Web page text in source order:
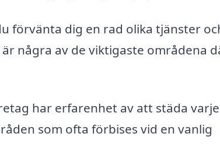
förvänta dig en rad olika tjänster
några av de viktigaste områdena
har erfarenhet av att städa
som ofta förbises vid en vanlig